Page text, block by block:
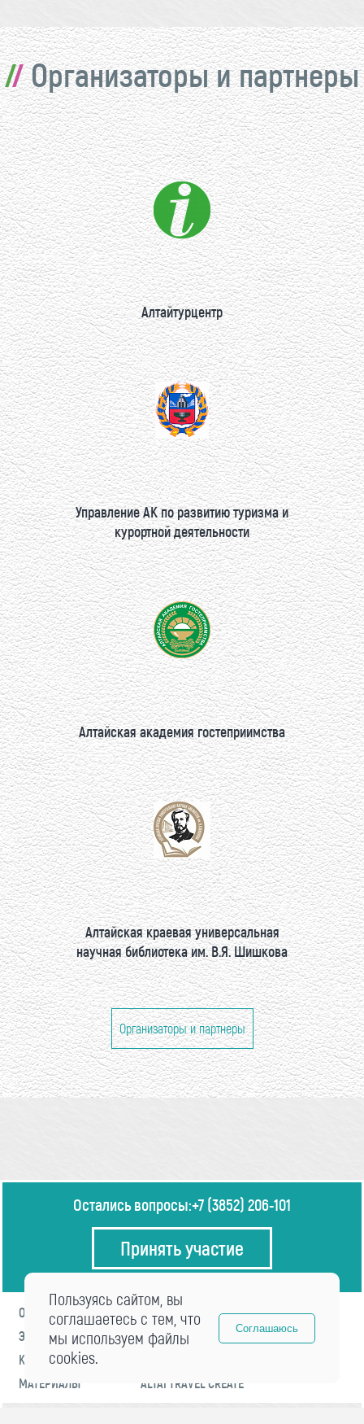
Организаторы и партнеры
Алтайтурцентр
Управление АК по развитию туризма и
курортной деятельности
Алтайская академия гостеприимства
Алтайская краевая универсальная
научная библиотека им. В.Я. Шишкова
Организаторы и партнеры
Остались вопросы:+7 (3852) 206-101
Принять участие
О ФОРУМЕ
ПРОГРАММА
ЭКСПЕРТЫ
НОВОСТИ
КОНТАКТЫ
МАТЕРИАЛЫ
ALTAI TRAVEL CREATE
Пользуясь сайтом, вы
соглашаетесь с тем, что
мы используем файлы
cookies.
Соглашаюсь